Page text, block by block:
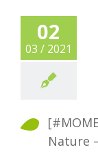
02
03 / 2021
Nature